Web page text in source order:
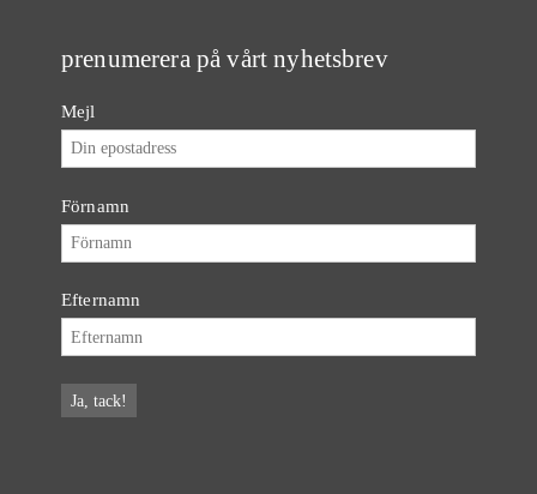
prenumerera på vårt nyhetsbrev
Mejl
Förnamn
Efternamn